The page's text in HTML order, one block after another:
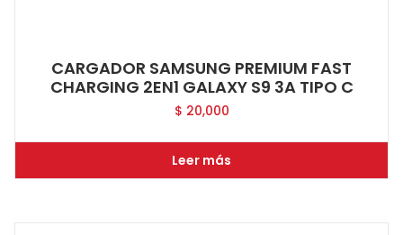
CARGADOR SAMSUNG PREMIUM FAST
CHARGING 2EN1 GALAXY S9 3A TIPO C
$ 20,000
Leer más